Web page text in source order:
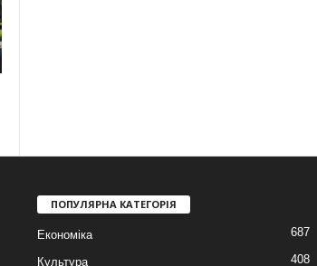
ПОПУЛЯРНА КАТЕГОРІЯ
Економіка 687
Культура 408